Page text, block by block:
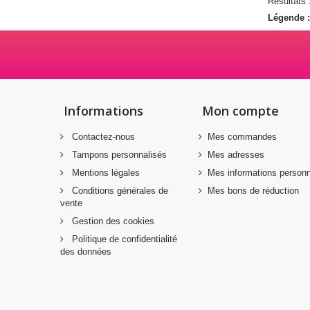
Légende
Informations
Contactez-nous
Tampons personnalisés
Mentions légales
Conditions générales de
vente
Gestion des cookies
Politique de confidentialité
des données
Mon compte
Mes commandes
Mes adresses
Mes informations
Mes bons de réduction